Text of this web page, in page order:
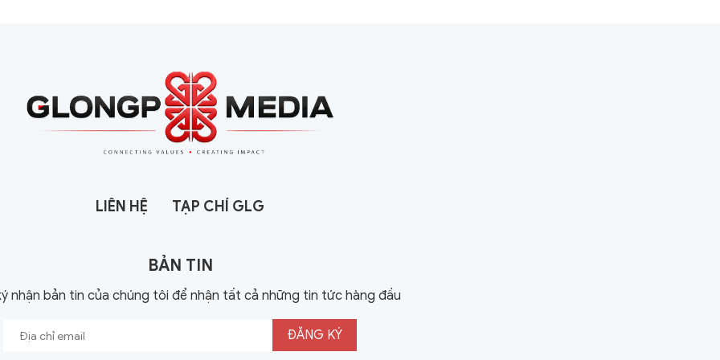
LIÊN HỆ TẠP CHÍ GLG
BẢN TIN
nhận bản tin của chúng tôi để nhận tất cả những tin tức hàng đầu